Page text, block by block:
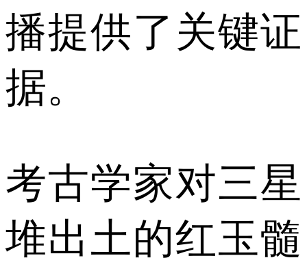
播提供了关键证
据。
考古学家对三星
堆出土的红玉髓